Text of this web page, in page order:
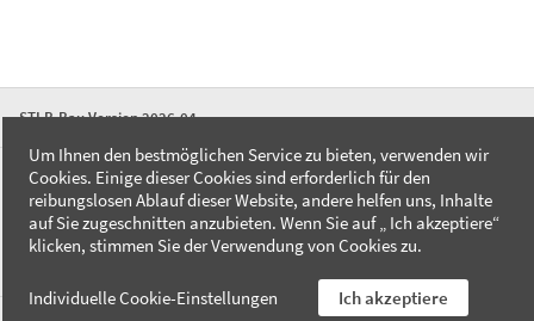
STLB-Bau Version 2026-04
FAQ
Kontakt
Datenschutzerklärung
Um Ihnen den bestmöglichen Service zu bieten, verwenden wir
Cookies. Einige dieser Cookies sind erforderlich für den
reibungslosen Ablauf dieser Website, andere helfen uns, Inhalte
auf Sie zugeschnitten anzubieten. Wenn Sie auf „ Ich akzeptiere“
klicken, stimmen Sie der Verwendung von Cookies zu.
Individuelle Cookie-Einstellungen Ich akzeptiere